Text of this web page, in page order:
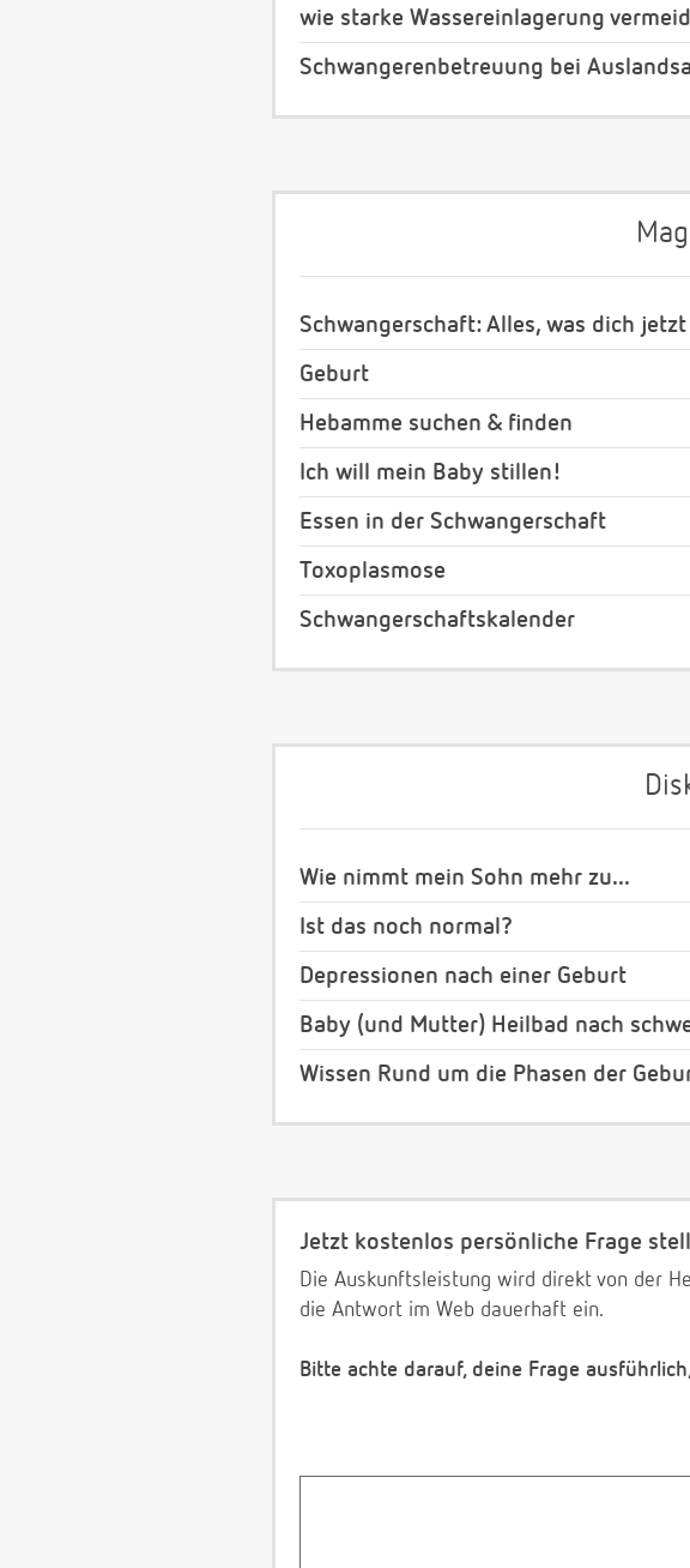
wie starke Wassereinlagerung
Schwangerenbetreuung bei
Schwangerschaft: Alles, was dich
Geburt
Hebamme suchen & finden
Ich will mein Baby stillen!
Essen in der Schwangerschaft
Toxoplasmose
Schwangerschaftskalender
Wie nimmt mein Sohn mehr zu...
Ist das noch normal?
Depressionen nach einer Geburt
Baby (und Mutter) Heilbad nach
Wissen Rund um die Phasen der
Jetzt kostenlos persönliche Frage
Die Auskunftsleistung wird direkt von der
die Antwort im Web dauerhaft ein.
Bitte achte darauf, deine Frage